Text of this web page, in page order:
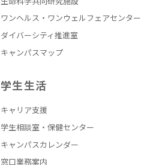
ワンヘルス・ワンウェルフェアセンター
ダイバーシティ推進室
キャンパスマップ
学生生活
キャリア支援
学生相談室・保健センター
キャンパスカレンダー
窓口業務案内